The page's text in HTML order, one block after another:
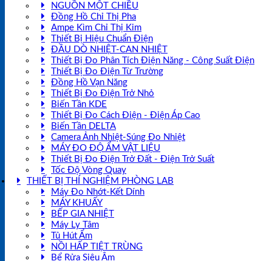
NGUỒN MỘT CHIỀU
Đồng Hồ Chỉ Thị Pha
Ampe Kìm Chỉ Thị Kim
Thiết Bị Hiệu Chuẩn Điện
ĐẦU DÒ NHIỆT-CAN NHIỆT
Thiết Bị Đo Phân Tích Điện Năng - Công Suất Điện
Thiết Bị Đo Điện Từ Trường
Đồng Hồ Vạn Năng
Thiết Bị Đo Điện Trở Nhỏ
Biến Tần KDE
Thiết Bị Đo Cách Điện - Điện Áp Cao
Biến Tần DELTA
Camera Ảnh Nhiệt-Súng Đo Nhiệt
MÁY ĐO ĐỘ ẨM VẬT LIỆU
Thiết Bị Đo Điện Trở Đất - Điện Trở Suất
Tốc Độ Vòng Quay
THIẾT BỊ THÍ NGHIỆM PHÒNG LAB
Máy Đo Nhớt-Kết Dính
MÁY KHUẤY
BẾP GIA NHIỆT
Máy Ly Tâm
Tủ Hút Ẩm
NỒI HẤP TIỆT TRÙNG
Bể Rửa Siêu Âm